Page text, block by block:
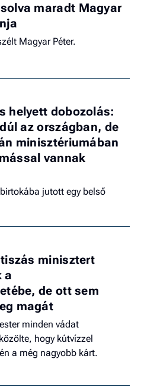
maradt Magyar
Magyar Péter.
helyett dobozolás:
az országban, de
minisztériumában
vannak
jutott egy belső
minisztert
a
de ott sem
magát
minden vádat
hogy kútvízzel
a még nagyobb kárt.